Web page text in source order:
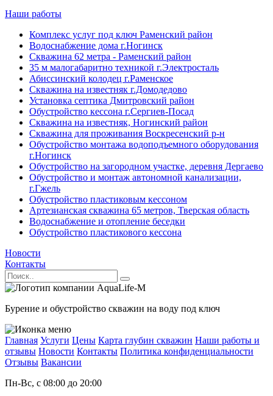
Наши работы
Комплекс услуг под ключ Раменский район
Водоснабжение дома г.Ногинск
Скважина 62 метра - Раменский район
35 м малогабаритно техникой г.Электросталь
Абиссинский колодец г.Раменское
Скважина на известняк г.Домодедово
Установка септика Дмитровский район
Обустройство кессона г.Сергиев-Посад
Скважина на известняк, Ногинский район
Скважина для проживания Воскресенский р-н
Обустройство монтажа водоподъемного оборудования
г.Ногинск
Обустройство на загородном участке, деревня Дергаево
Обустройство и монтаж автономной канализации,
г.Гжель
Обустройство пластиковым кессоном
Артезианская скважина 65 метров, Тверская область
Водоснабжение и отопление беседки
Обустройство пластикового кессона
Новости
Контакты
Бурение и обустройство скважин на воду под ключ
Главная Услуги Цены Карта глубин скважин Наши работы и
отзывы Новости Контакты Политика конфиденциальности
Отзывы Вакансии
Пн-Вс, с 08:00 до 20:00